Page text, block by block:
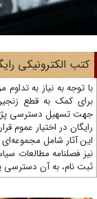
الکترونیکی
کمک به قطع
تسهیل دسترسی
در اختیار عموم قرار
آثار شامل مجموعه‌ای
فصلنامه مطالعات
نام، به آن دسترسی